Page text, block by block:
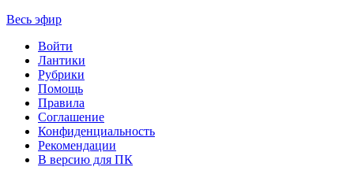
Весь эфир
Войти
Лантики
Рубрики
Помощь
Правила
Соглашение
Конфиденциальность
Рекомендации
В версию для ПК